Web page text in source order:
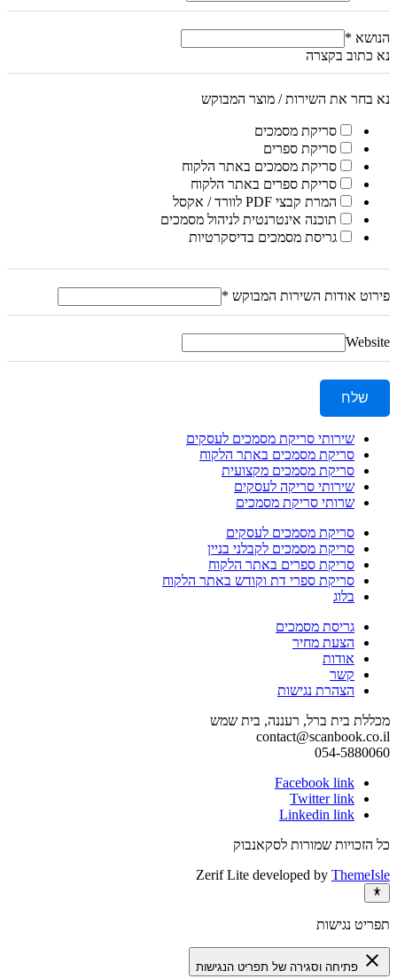
הנושא *
נא כתוב בקצרה
נא בחר את השירות / מוצר המבוקש
סריקת מסמכים
סריקת ספרים
סריקת מסמכים באתר הלקוח
סריקת ספרים באתר הלקוח
המרת קבצי PDF לוורד / אקסל
תוכנה אינטרנטית לניהול מסמכים
גריסת מסמכים בדיסקרטיות
פירוט אודות השירות המבוקש *
Website
שלח
שירותי סריקת מסמכים לעסקים
סריקת מסמכים באתר הלקוח
סריקת מסמכים מקצועית
שירותי סריקה לעסקים
שרותי סריקת מסמכים
סריקת מסמכים לעסקים
סריקת מסמכים לקבלני בניין
סריקת ספרים באתר הלקוח
סריקת ספרי דת וקודש באתר הלקוח
בלוג
גריסת מסמכים
הצעת מחיר
אודות
קשר
הצהרת נגישות
מכללת בית ברל, רעננה, בית שמש
contact@scanbook.co.il
054-5880060
Facebook link
Twitter link
Linkedin link
כל הזכויות שמורות לסקאנבוק
Zerif Lite developed by ThemeIsle
תפריט נגישות
close פתיחה וסגירה של תפריט הנגישות